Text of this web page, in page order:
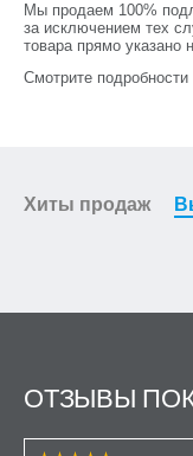
Мы продаем 100%
за исключением тех
товара прямо указано
Смотрите подробности
Хиты продаж
ОТЗЫВЫ